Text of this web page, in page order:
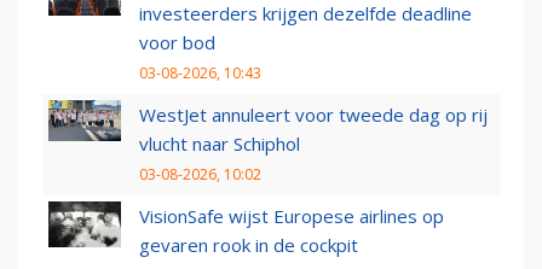
investeerders krijgen dezelfde deadline
voor bod
03-08-2026, 10:43
WestJet annuleert voor tweede dag op rij
vlucht naar Schiphol
03-08-2026, 10:02
VisionSafe wijst Europese airlines op
gevaren rook in de cockpit